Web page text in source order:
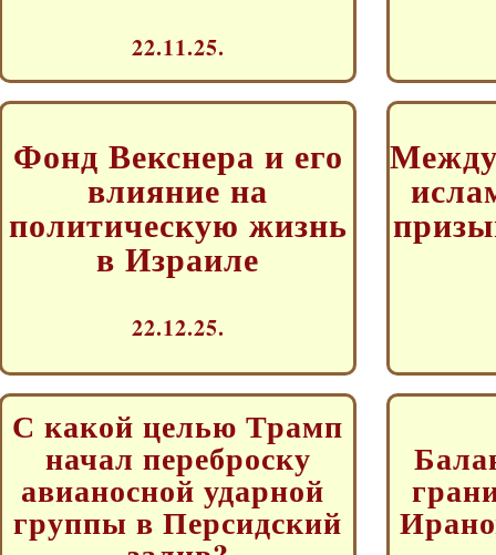
22.11.25.
Фонд Векснера и его
влияние на
политическую жизнь
в Израиле
22.12.25.
С какой целью Трамп
начал переброску
авианосной ударной
группы в Персидский